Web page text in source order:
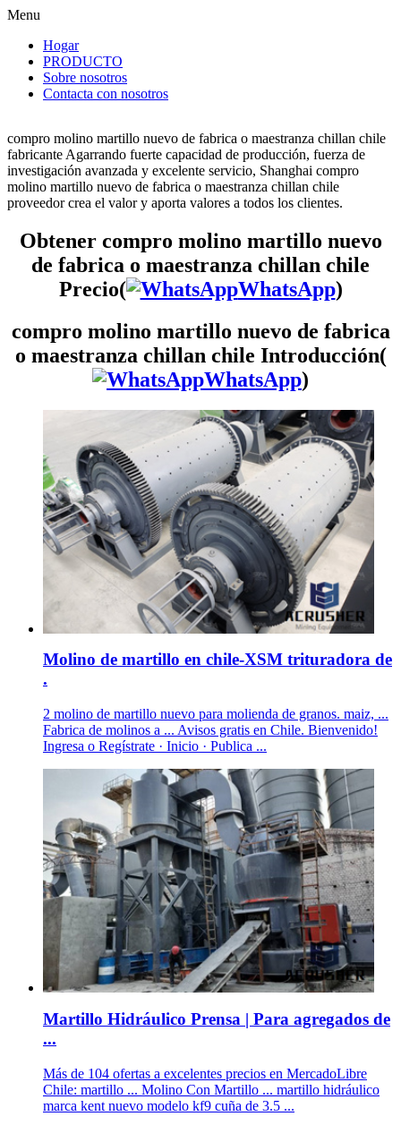
Menu
Hogar
PRODUCTO
Sobre nosotros
Contacta con nosotros
compro molino martillo nuevo de fabrica o maestranza chillan chile
fabricante Agarrando fuerte capacidad de producción, fuerza de
investigación avanzada y excelente servicio, Shanghai compro
molino martillo nuevo de fabrica o maestranza chillan chile
proveedor crea el valor y aporta valores a todos los clientes.
Obtener compro molino martillo nuevo
de fabrica o maestranza chillan chile
Precio(
WhatsApp)
compro molino martillo nuevo de fabrica
o maestranza chillan chile Introducción(
WhatsApp)
Molino de martillo en chile-XSM trituradora de
.
2 molino de martillo nuevo para molienda de granos. maiz, ...
Fabrica de molinos a ... Avisos gratis en Chile. Bienvenido!
Ingresa o Regístrate · Inicio · Publica ...
Martillo Hidráulico Prensa | Para agregados de
...
Más de 104 ofertas a excelentes precios en MercadoLibre
Chile: martillo ... Molino Con Martillo ... martillo hidráulico
marca kent nuevo modelo kf9 cuña de 3.5 ...